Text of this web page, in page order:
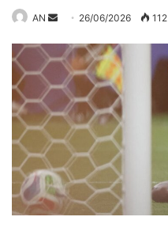
AN
Send
email
26/06/2026 112